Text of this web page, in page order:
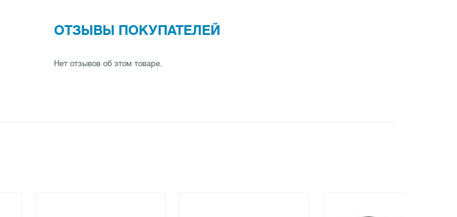
ОТЗЫВЫ ПОКУПАТЕЛЕЙ
Нет отзывов об этом товаре.